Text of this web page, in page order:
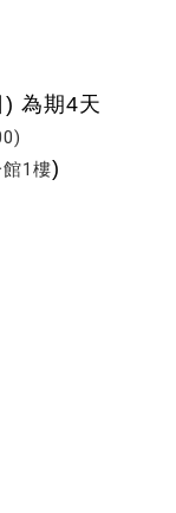
為期4天
1樓)